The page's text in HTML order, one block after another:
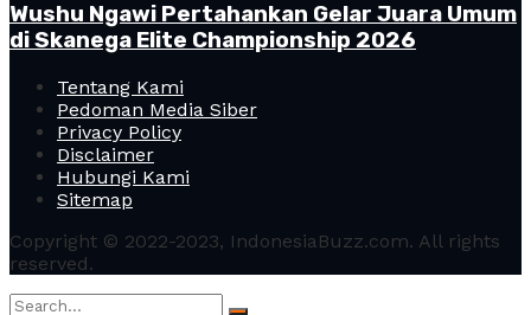
Wushu Ngawi Pertahankan Gelar Juara Umum
di Skanega Elite Championship 2026
Tentang Kami
Pedoman Media Siber
Privacy Policy
Disclaimer
Hubungi Kami
Sitemap
Copyright © 2022-2023, IndonesiaBuzz.com. All rights
reserved.